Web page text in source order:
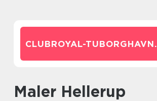
CLUBROYAL-TUBORGHAVN.
Maler Hellerup